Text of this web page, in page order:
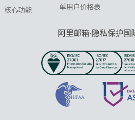
核心功能
单用户价格表
阿里邮箱·隐私保护国